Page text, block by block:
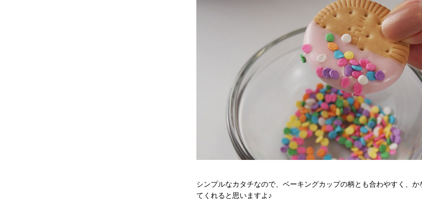
シンプルなカタチなので、ベーキングカップの柄とも合わやすく、か
てくれると思いますよ♪